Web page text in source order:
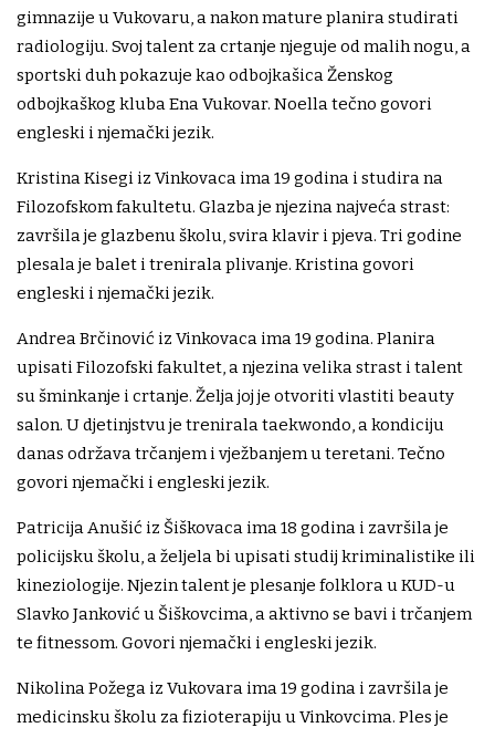
gimnazije u Vukovaru, a nakon mature planira studirati
radiologiju. Svoj talent za crtanje njeguje od malih nogu, a
sportski duh pokazuje kao odbojkašica Ženskog
odbojkaškog kluba Ena Vukovar. Noella tečno govori
engleski i njemački jezik.
Kristina Kisegi iz Vinkovaca ima 19 godina i studira na
Filozofskom fakultetu. Glazba je njezina najveća strast:
završila je glazbenu školu, svira klavir i pjeva. Tri godine
plesala je balet i trenirala plivanje. Kristina govori
engleski i njemački jezik.
Andrea Brčinović iz Vinkovaca ima 19 godina. Planira
upisati Filozofski fakultet, a njezina velika strast i talent
su šminkanje i crtanje. Želja joj je otvoriti vlastiti beauty
salon. U djetinjstvu je trenirala taekwondo, a kondiciju
danas održava trčanjem i vježbanjem u teretani. Tečno
govori njemački i engleski jezik.
Patricija Anušić iz Šiškovaca ima 18 godina i završila je
policijsku školu, a željela bi upisati studij kriminalistike ili
kineziologije. Njezin talent je plesanje folklora u KUD-u
Slavko Janković u Šiškovcima, a aktivno se bavi i trčanjem
te fitnessom. Govori njemački i engleski jezik.
Nikolina Požega iz Vukovara ima 19 godina i završila je
medicinsku školu za fizioterapiju u Vinkovcima. Ples je